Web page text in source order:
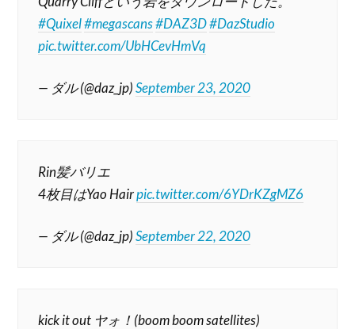
#Quixel#megascans#DAZ3D#DazStudio
pic.twitter.com/UbHCevHmVq
— ダル (@daz_jp)September 23, 2020
Rin髪バリエ
4枚目はYao Hairpic.twitter.com/6YDrKZgMZ6
— ダル (@daz_jp)September 22, 2020
kick it out ヤォ！(boom boom satellites)